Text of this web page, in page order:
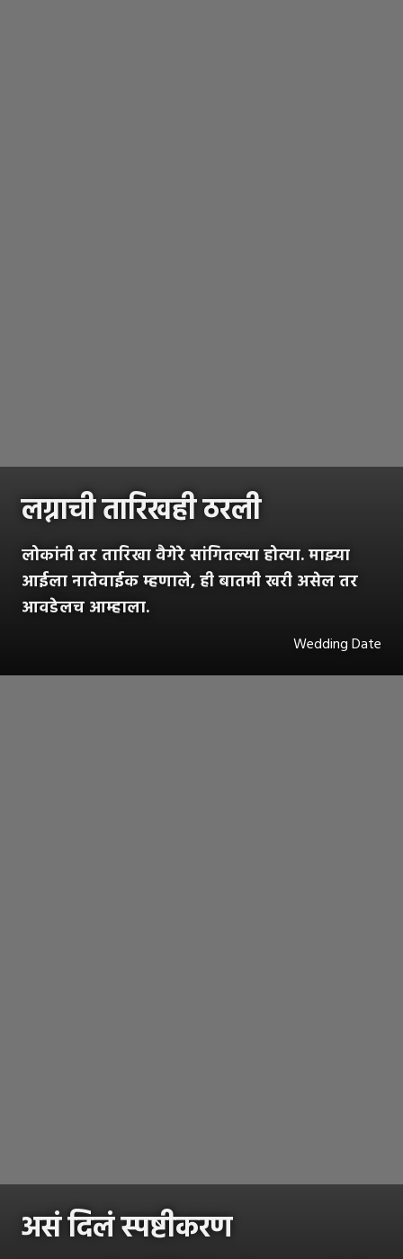
लग्नाची तारिखही ठरली
लोकांनी तर तारिखा वैगेरे सांगितल्या होत्या. माझ्या
आईला नातेवाईक म्हणाले, ही बातमी खरी असेल तर
आवडेलच आम्हाला.
Wedding Date
असं दिलं स्पष्टीकरण